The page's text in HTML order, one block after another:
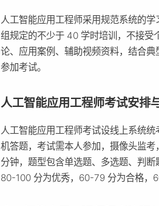
人工智能应用工程师采用规范系统的
组规定的不少于 40 学时培训，不接受
论、应用案例、辅助视频资料，结合
参加考试。
人工智能应用工程师考试安排
人工智能应用工程师考试设线上系统
机答题，考试需本人参加，摄像头监
分钟，题型包含单选题、多选题、判断
80-100 分为优秀，60-79 分为合格，